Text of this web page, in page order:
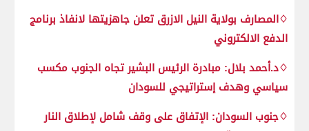
♢المصارف بولاية النيل الازرق تعلن جاهزيتها لانفاذ برنامج
الدفع الالكتروني
♢د.أحمد بلال: مبادرة الرئيس البشير تجاه الجنوب مكسب
سياسي وهدف إستراتيجي للسودان
♢جنوب السودان: الإتفاق على وقف شامل لإطلاق النار